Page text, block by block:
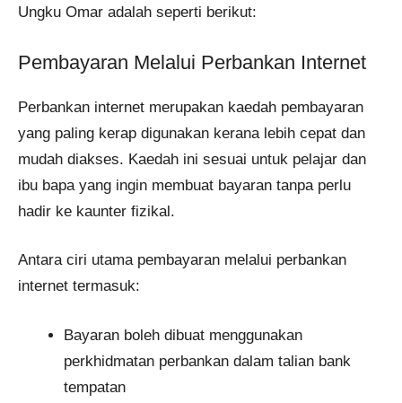
Ungku Omar adalah seperti berikut:
Pembayaran Melalui Perbankan Internet
Perbankan internet merupakan kaedah pembayaran
yang paling kerap digunakan kerana lebih cepat dan
mudah diakses. Kaedah ini sesuai untuk pelajar dan
ibu bapa yang ingin membuat bayaran tanpa perlu
hadir ke kaunter fizikal.
Antara ciri utama pembayaran melalui perbankan
internet termasuk:
Bayaran boleh dibuat menggunakan
perkhidmatan perbankan dalam talian bank
tempatan